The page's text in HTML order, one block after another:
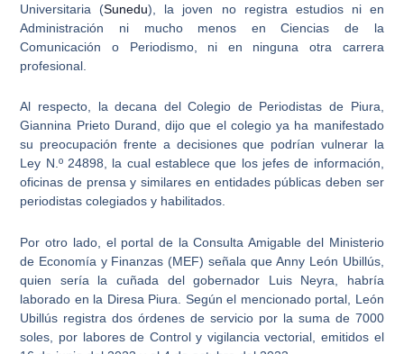
Universitaria (Sunedu), la joven no registra estudios ni en
Administración ni mucho menos en Ciencias de la
Comunicación o Periodismo, ni en ninguna otra carrera
profesional.
Al respecto, la decana del Colegio de Periodistas de Piura,
Giannina Prieto Durand, dijo que el colegio ya ha manifestado
su preocupación frente a decisiones que podrían vulnerar la
Ley N.º 24898, la cual establece que los jefes de información,
oficinas de prensa y similares en entidades públicas deben ser
periodistas colegiados y habilitados.
Por otro lado, el portal de la Consulta Amigable del Ministerio
de Economía y Finanzas (MEF) señala queAnny León Ubillús,
quien sería la cuñada del gobernador Luis Neyra, habría
laborado en la Diresa Piura. Según el mencionado portal, León
Ubillús registra dos órdenes de servicio por la suma de 7000
soles, por labores de Control y vigilancia vectorial, emitidos el